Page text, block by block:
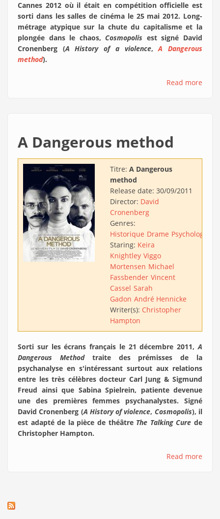
Cannes 2012 où il était en compétition officielle est
sorti dans les salles de cinéma le 25 mai 2012. Long-
métrage atypique sur la chute du capitalisme et la
plongée dans le chaos, Cosmopolis est signé David
Cronenberg (A History of a violence,A Dangerous
method).
Read more
A Dangerous method
Titre: A Dangerous
method
Release date: 30/09/2011
Director: David
Cronenberg
Genres:
Historique Drame Psychologique
Staring: Keira
Knightley Viggo
Mortensen Michael
Fassbender Vincent
Cassel Sarah
Gadon André Hennicke
Writer(s): Christopher
Hampton
Sorti sur les écrans français le 21 décembre 2011,A
Dangerous Methodtraite des prémisses de la
psychanalyse en s'intéressant surtout aux relations
entre les très célèbres docteur Carl Jung & Sigmund
Freud ainsi que Sabina Spielrein, patiente devenue
une des premières femmes psychanalystes. Signé
David Cronenberg (A History of violence, Cosmopolis), il
est adapté de la pièce de théâtre The Talking Cure de
Christopher Hampton.
Read more